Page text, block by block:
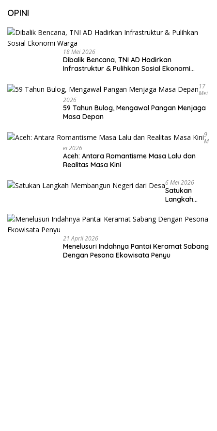
OPINI
18 Mei 2026
Dibalik Bencana, TNI AD Hadirkan
Infrastruktur & Pulihkan Sosial Ekonomi
17
Mei
2026
59 Tahun Bulog, Mengawal Pangan Menjaga
Masa Depan
9
M
Ei 2026
Aceh: Antara Romantisme Masa Lalu dan
Realitas Masa Kini
6 Mei 2026
Satukan
Langkah
Negeri dari
Desa
21 April 2026
Menelusuri Indahnya Pantai Keramat Sabang
Dengan Pesona Ekowisata Penyu